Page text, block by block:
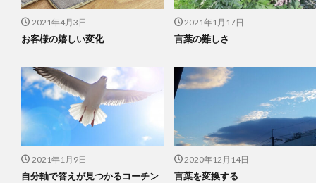
2021年4月3日
お客様の嬉しい変化
2021年1月17日
言葉の難しさ
2021年1月9日
自分軸で答えが見つかるコーチン
2020年12月14日
言葉を変換する